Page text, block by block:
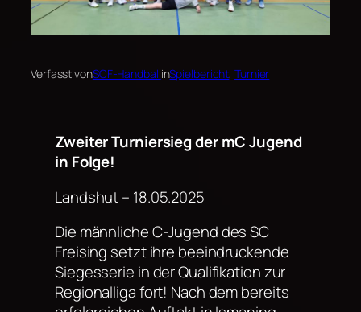
Verfasst vonSCF-HandballinSpielbericht, Turnier
Zweiter Turniersieg der mC Jugend
in Folge!
Landshut – 18.05.2025
Die männliche C-Jugend des SC
Freising setzt ihre beeindruckende
Siegesserie in der Qualifikation zur
Regionalliga fort! Nach dem bereits